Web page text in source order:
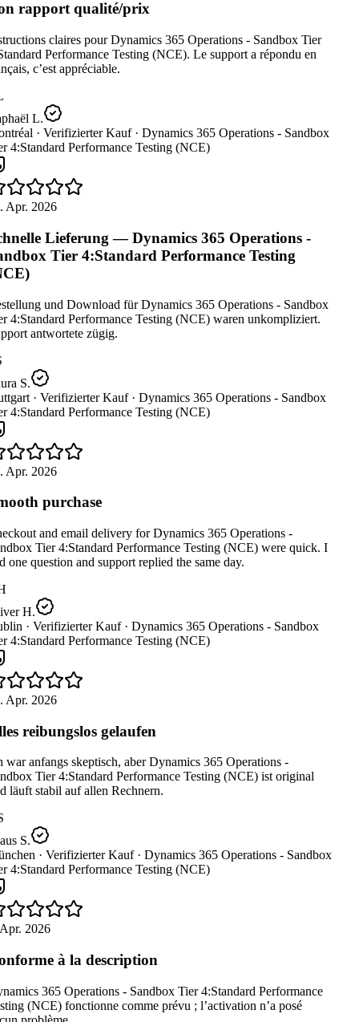
rapport qualité/prix
claires pour Dynamics 365 Operations - Sandbox Tier
Performance Testing (NCE). Le support a répondu en
c’est appréciable.
L.
· Verifizierter Kauf · Dynamics 365 Operations - Sandbox
4:Standard Performance Testing (NCE)
Apr. 2026
Lieferung — Dynamics 365 Operations -
Tier 4:Standard Performance Testing
und Download für Dynamics 365 Operations - Sandbox
4:Standard Performance Testing (NCE) waren unkompliziert.
antwortete zügig.
S.
· Verifizierter Kauf · Dynamics 365 Operations - Sandbox
4:Standard Performance Testing (NCE)
Apr. 2026
purchase
and email delivery for Dynamics 365 Operations -
Tier 4:Standard Performance Testing (NCE) were quick. I
one question and support replied the same day.
H.
· Verifizierter Kauf · Dynamics 365 Operations - Sandbox
4:Standard Performance Testing (NCE)
Apr. 2026
reibungslos gelaufen
anfangs skeptisch, aber Dynamics 365 Operations -
Tier 4:Standard Performance Testing (NCE) ist original
läuft stabil auf allen Rechnern.
S.
· Verifizierter Kauf · Dynamics 365 Operations - Sandbox
4:Standard Performance Testing (NCE)
2026
à la description
365 Operations - Sandbox Tier 4:Standard Performance
(NCE) fonctionne comme prévu ; l’activation n’a posé